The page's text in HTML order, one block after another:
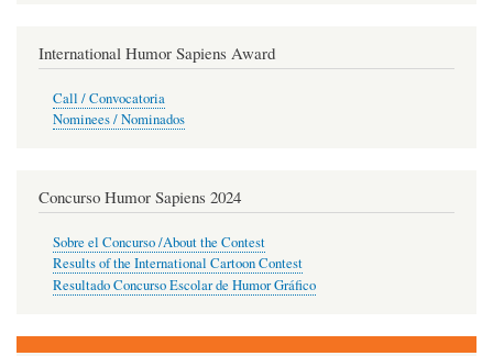
International Humor Sapiens Award
Call / Convocatoria
Nominees / Nominados
Concurso Humor Sapiens 2024
Sobre el Concurso /About the Contest
Results of the International Cartoon Contest
Resultado Concurso Escolar de Humor Gráfico